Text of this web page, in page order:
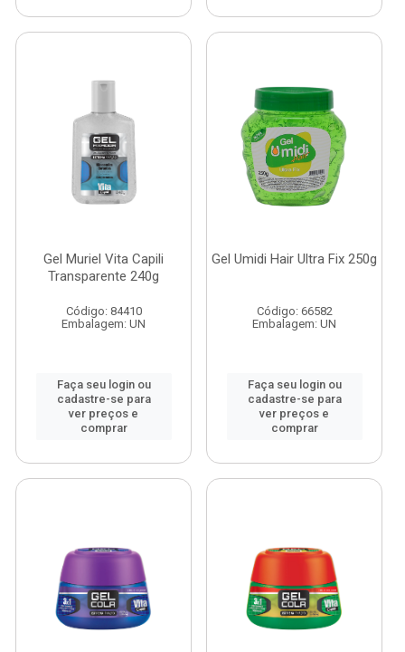
Gel Muriel Vita Capili
Transparente 240g
Código: 84410
Embalagem: UN
Faça seu login ou
cadastre-se para
ver preços e
comprar
Gel Umidi Hair Ultra Fix 250g
Código: 66582
Embalagem: UN
Faça seu login ou
cadastre-se para
ver preços e
comprar